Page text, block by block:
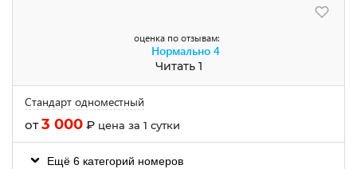
оценка по отзывам:
Нормально 4
Читать 1
Стандарт одноместный
от3 000 ₽ цена за 1 сутки
Ещё 6 категорий номеров